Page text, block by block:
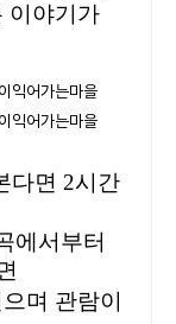
이야기가
다면 2시간
에서부터
며 관람이